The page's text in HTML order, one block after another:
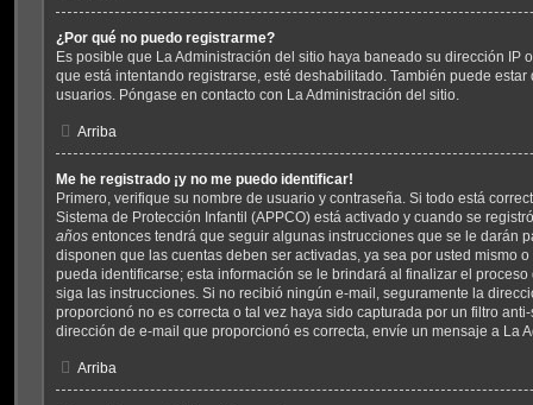
¿Por qué no puedo registrarme?
Es posible que La Administración del sitio haya baneado su dirección IP
que está intentando registrarse, esté deshabilitado. También puede
usuarios. Póngase en contacto con La Administración del sitio.
Arriba
Me he registrado ¡y no me puedo identificar!
Primero, verifique su nombre de usuario y contraseña. Si todo está
Sistema de Protección Infantil (APPCO) está activado y cuando se
años entonces tendrá que seguir algunas instrucciones que se le darán
disponen que las cuentas deben ser activadas, ya sea por usted mismo
pueda identificarse; esta información se le brindará al finalizar el
siga las instrucciones. Si no recibió ningún e-mail, seguramente la
proporcionó no es correcta o tal vez haya sido capturada por un filtro
dirección de e-mail que proporcionó es correcta, envíe un mensaje a La
Arriba